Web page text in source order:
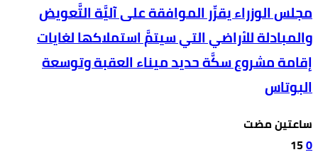
مجلس الوزراء يقرِّر الموافقة على آليَّة التَّعويض
والمبادلة للأراضي التي سيتمَّ استملاكها لغايات
إقامة مشروع سكَّة حديد ميناء العقبة وتوسعة
البوتاس
‫‫‫‏‫ساعتين مضت‬
0
15